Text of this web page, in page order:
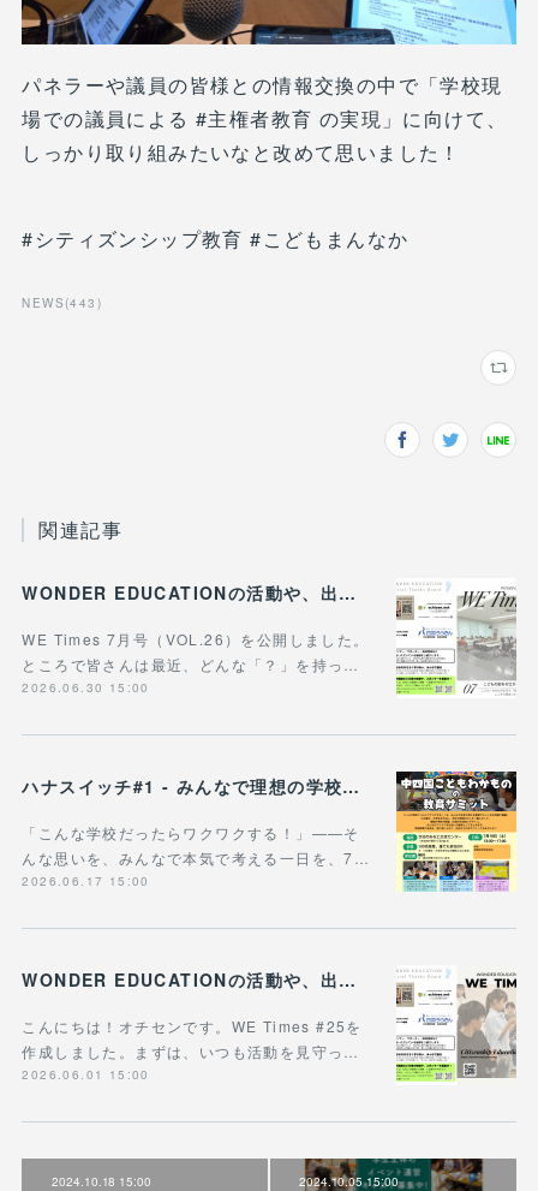
パネラーや議員の皆様との情報交換の中で「学校現
場での議員による #主権者教育 の実現」に向けて、
しっかり取り組みたいなと改めて思いました！
#シティズンシップ教育 #こどもまんなか
NEWS (443 )
関連記事
WONDER EDUCATIONの活動や、出張講座・講演のご案内をまとめた 『WE Times #26』を公開しました！
WE Times 7月号（VOL.26）を公開しました。
ところで皆さんは最近、どんな「？」を持っ…
2026.06.30 15:00
ハナスイッチ#1 - みんなで理想の学校や学びの未来を考える新企画、スタート！
「こんな学校だったらワクワクする！」——そ
んな思いを、みんなで本気で考える一日を、7…
2026.06.17 15:00
WONDER EDUCATIONの活動や、出張講座・講演のご案内をまとめた 『WE Times #25』を公開しました！
こんにちは！オチセンです。WE Times #25を
作成しました。まずは、いつも活動を見守っ…
2026.06.01 15:00
2024.10.18 15:00 2024.10.05 15:00